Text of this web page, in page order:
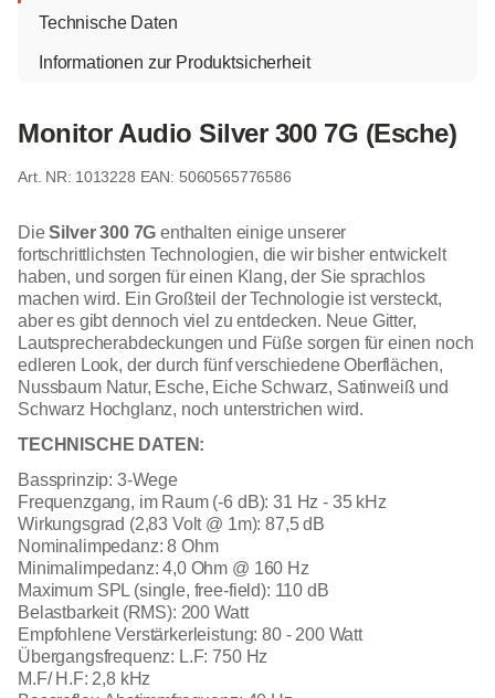
Technische Daten
Informationen zur Produktsicherheit
Monitor Audio Silver 300 7G (Esche)
1013228 EAN: 5060565776586
DieSilver 300 7G enthalten einige unserer
fortschrittlichsten Technologien, die wir bisher entwickelt
haben, und sorgen für einen Klang, der Sie sprachlos
machen wird. Ein Großteil der Technologie ist versteckt,
aber es gibt dennoch viel zu entdecken. Neue Gitter,
Lautsprecherabdeckungen und Füße sorgen für einen noch
edleren Look, der durch fünf verschiedene Oberflächen,
Nussbaum Natur, Esche, Eiche Schwarz, Satinweiß und
Schwarz Hochglanz, noch unterstrichen wird.
TECHNISCHE DATEN:
Bassprinzip: 3-Wege
Frequenzgang, im Raum (-6 dB): 31 Hz - 35 kHz
Wirkungsgrad (2,83 Volt @ 1m): 87,5 dB
Nominalimpedanz: 8 Ohm
Minimalimpedanz: 4,0 Ohm @ 160 Hz
Maximum SPL (single, free-field): 110 dB
Belastbarkeit (RMS): 200 Watt
Empfohlene Verstärkerleistung: 80 - 200 Watt
Übergangsfrequenz: L.F: 750 Hz
M.F/ H.F: 2,8 kHz